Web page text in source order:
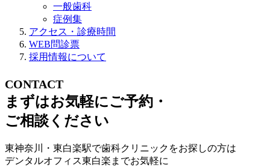
一般歯科
症例集
アクセス・診療時間
WEB問診票
採用情報について
CONTACT
まずはお気軽にご予約・
ご相談ください
東神奈川・東白楽駅で歯科クリニックをお探しの方は
デンタルオフィス東白楽までお気軽に